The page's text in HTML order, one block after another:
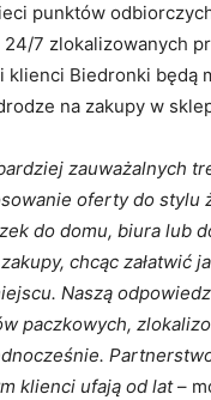
punktów
24/7 zlokalizowanych
klienci Biedronki będą
na zakupy w
zauważalnych
oferty do stylu
do domu, biura lub
chcąc załatwić
Naszą
paczkowych,
klienci ufają od lat–